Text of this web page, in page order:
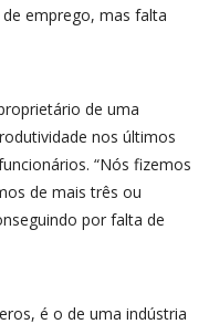
emprego, mas falta
de uma
nos últimos
“Nós fizemos
de mais três ou
por falta de
é o de uma indústria